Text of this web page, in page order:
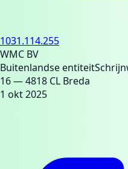
1031.114.255
WMC BV
Buitenlandse entiteit
16— 4818 CL Breda
1 okt 2025